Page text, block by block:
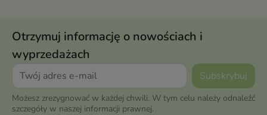
Otrzymuj informację o nowościach i
wyprzedażach
Możesz zrezygnować w każdej chwili. W tym celu należy odnaleźć
szczegóły w naszej informacji prawnej.